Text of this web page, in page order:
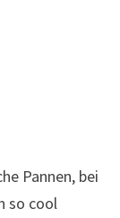
Pannen, bei
so cool